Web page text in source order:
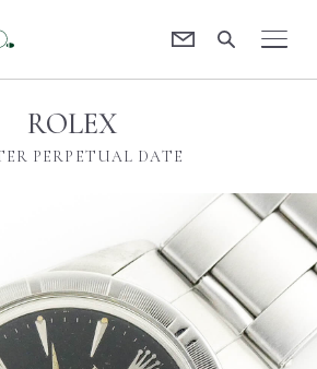
ROLEX
PERPETUAL DATE